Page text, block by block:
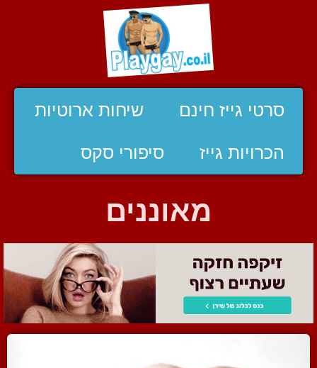
סרטי גייז חינם שיחות ארוטיות
הכרויות גייז סיפורי סקס
מאוננים